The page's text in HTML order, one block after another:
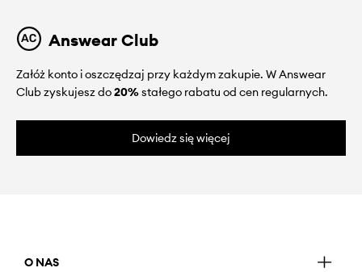
Answear Club
Załóż konto i oszczędzaj przy każdym zakupie. W Answear
Club zyskujesz do20%stałego rabatu od cen regularnych.
Dowiedz się więcej
O NAS